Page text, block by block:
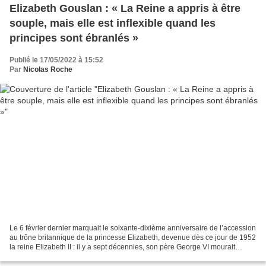
Elizabeth Gouslan : « La Reine a appris à être
souple, mais elle est inflexible quand les
principes sont ébranlés »
Publié le 17/05/2022 à 15:52
Par Nicolas Roche
Le 6 février dernier marquait le soixante-dixième anniversaire de l’accession
au trône britannique de la princesse Elizabeth, devenue dès ce jour de 1952
la reine Elizabeth II : il y a sept décennies, son père George VI mourait